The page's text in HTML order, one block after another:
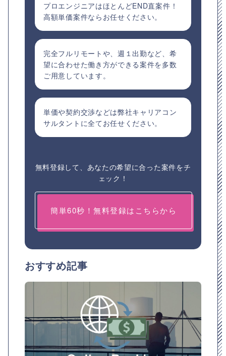
プロエンジニアはほとんどEND直案件！
高額単価案件ならお任せください。
完全フルリモートや、週１出勤など、希
望に合わせた働き方ができる案件を多数
ご用意しています。
単価や契約交渉などは弊社キャリアコン
サルタントに全てお任せください。
無料登録して、あなたの希望に合った案件をチ
ェック！
簡単60秒！無料登録はこちらから
おすすめ記事